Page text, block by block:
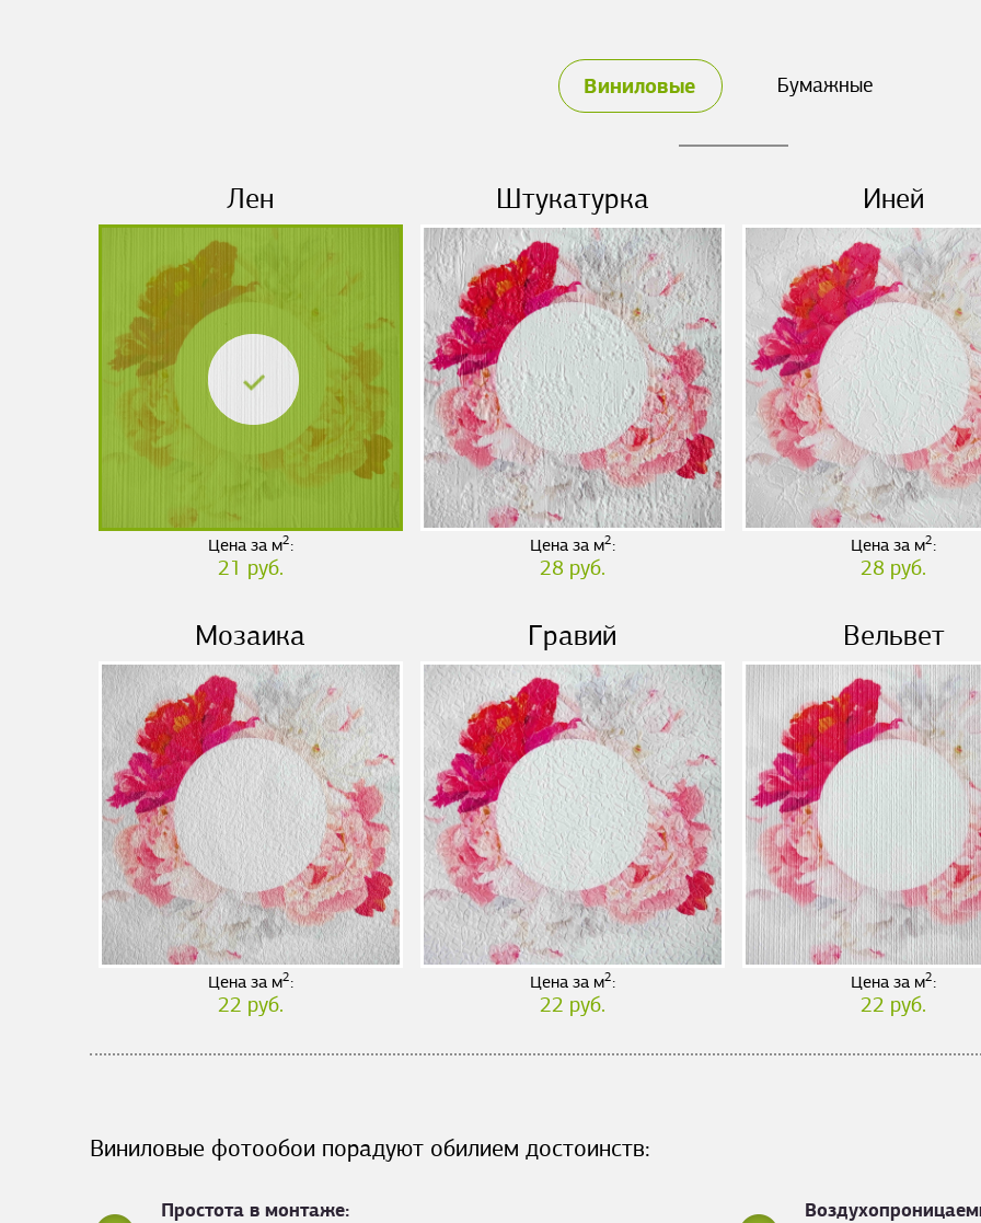
Виниловые Бумажные
Лен
Цена за м2:
21 руб.
Штукатурка
Цена за м2:
28 руб.
Иней
Цена за м2:
28 руб.
Мозаика
Цена за м2:
22 руб.
Гравий
Цена за м2:
22 руб.
Вельвет
Цена за м2:
22 руб.
Виниловые фотообои порадуют обилием достоинств:
Простота в монтаже: